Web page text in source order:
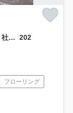
ストークジュン【おとり物件なし】#学生・社会人にオススメ！初期費用分割払いOK！ 202
フローリング